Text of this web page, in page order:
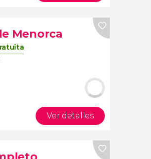
Menorca
Ver detalles